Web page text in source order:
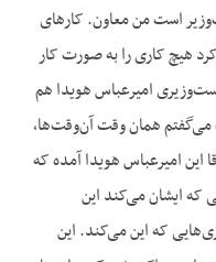
است من معاون. کارهای
هیچ کاری را به صورت کار
امیرعباس هویدا هم
می‌گفتم همان وقت آن‌وقت‌ها،
این امیرعباس هویدا آمده که
که ایشان می‌کند این
که این می‌کند. این